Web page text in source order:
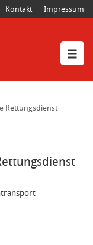
Kontakt Impressum
Rettungsdienst